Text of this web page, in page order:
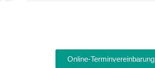
Online-Terminvereinbarung